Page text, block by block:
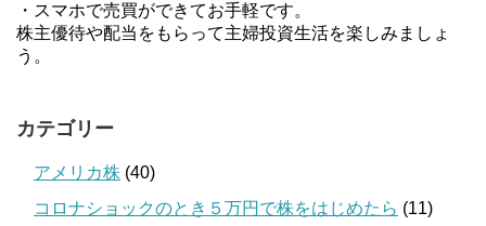
・スマホで売買ができてお手軽です。
株主優待や配当をもらって主婦投資生活を楽しみましょ
う。
カテゴリー
アメリカ株 (40)
コロナショックのとき５万円で株をはじめたら (11)